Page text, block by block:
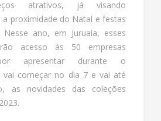
atrativos, já visando
proximidade do Natal e festas
ano, em Juruaia, esses
acesso às 50 empresas
apresentar durante o
vai começar no dia 7 e vai até
as novidades das coleções